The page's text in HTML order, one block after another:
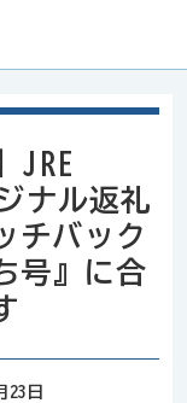
JRE
ナル返礼
チバック
号』に合
23日